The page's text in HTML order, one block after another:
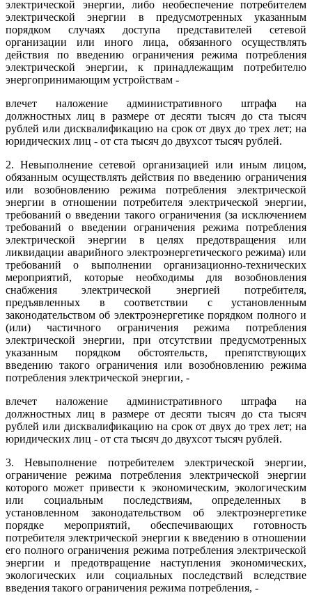
электрической энергии, либо необеспечение потребителем
электрической энергии в предусмотренных указанным
порядком случаях доступа представителей сетевой
организации или иного лица, обязанного осуществлять
действия по введению ограничения режима потребления
электрической энергии, к принадлежащим потребителю
энергопринимающим устройствам -
влечет наложение административного штрафа на
должностных лиц в размере от десяти тысяч до ста тысяч
рублей или дисквалификацию на срок от двух до трех лет; на
юридических лиц - от ста тысяч до двухсот тысяч рублей.
2. Невыполнение сетевой организацией или иным лицом,
обязанным осуществлять действия по введению ограничения
или возобновлению режима потребления электрической
энергии в отношении потребителя электрической энергии,
требований о введении такого ограничения (за исключением
требований о введении ограничения режима потребления
электрической энергии в целях предотвращения или
ликвидации аварийного электроэнергетического режима) или
требований о выполнении организационно-технических
мероприятий, которые необходимы для возобновления
снабжения электрической энергией потребителя,
предъявленных в соответствии с установленным
законодательством об электроэнергетике порядком полного и
(или) частичного ограничения режима потребления
электрической энергии, при отсутствии предусмотренных
указанным порядком обстоятельств, препятствующих
введению такого ограничения или возобновлению режима
потребления электрической энергии, -
влечет наложение административного штрафа на
должностных лиц в размере от десяти тысяч до ста тысяч
рублей или дисквалификацию на срок от двух до трех лет; на
юридических лиц - от ста тысяч до двухсот тысяч рублей.
3. Невыполнение потребителем электрической энергии,
ограничение режима потребления электрической энергии
которого может привести к экономическим, экологическим
или социальным последствиям, определенных в
установленном законодательством об электроэнергетике
порядке мероприятий, обеспечивающих готовность
потребителя электрической энергии к введению в отношении
его полного ограничения режима потребления электрической
энергии и предотвращение наступления экономических,
экологических или социальных последствий вследствие
введения такого ограничения режима потребления, -